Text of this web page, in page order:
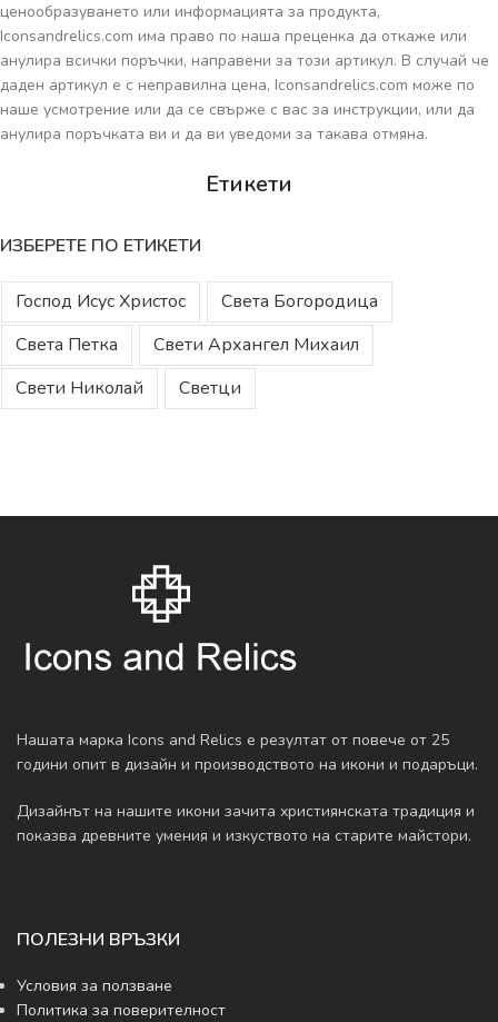
ценообразуването или информацията за продукта,
Iconsandrelics.com има право по наша преценка да откаже или
анулира всички поръчки, направени за този артикул. В случай че
даден артикул е с неправилна цена, Iconsandrelics.com може по
наше усмотрение или да се свърже с вас за инструкции, или да
анулира поръчката ви и да ви уведоми за такава отмяна.
Eтикети
ИЗБЕРЕТЕ ПО ЕТИКЕТИ
Господ Исус Христос
Света Богородица
Света Петка
Свети Архангел Михаил
Свети Николай
Светци
Нашата марка Icons and Relics е резултат от повече от 25
години опит в дизайн и производството на икони и подаръци.
Дизайнът на нашите икони зачита християнската традиция и
показва древните умения и изкуството на старите майстори.
ПОЛЕЗНИ ВРЪЗКИ
Условия за ползване
Политика за поверителност